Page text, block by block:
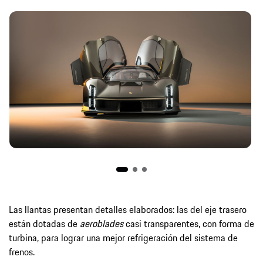
Las llantas presentan detalles elaborados: las del eje trasero
están dotadas de aerobladescasi transparentes, con forma de
turbina, para lograr una mejor refrigeración del sistema de
frenos.